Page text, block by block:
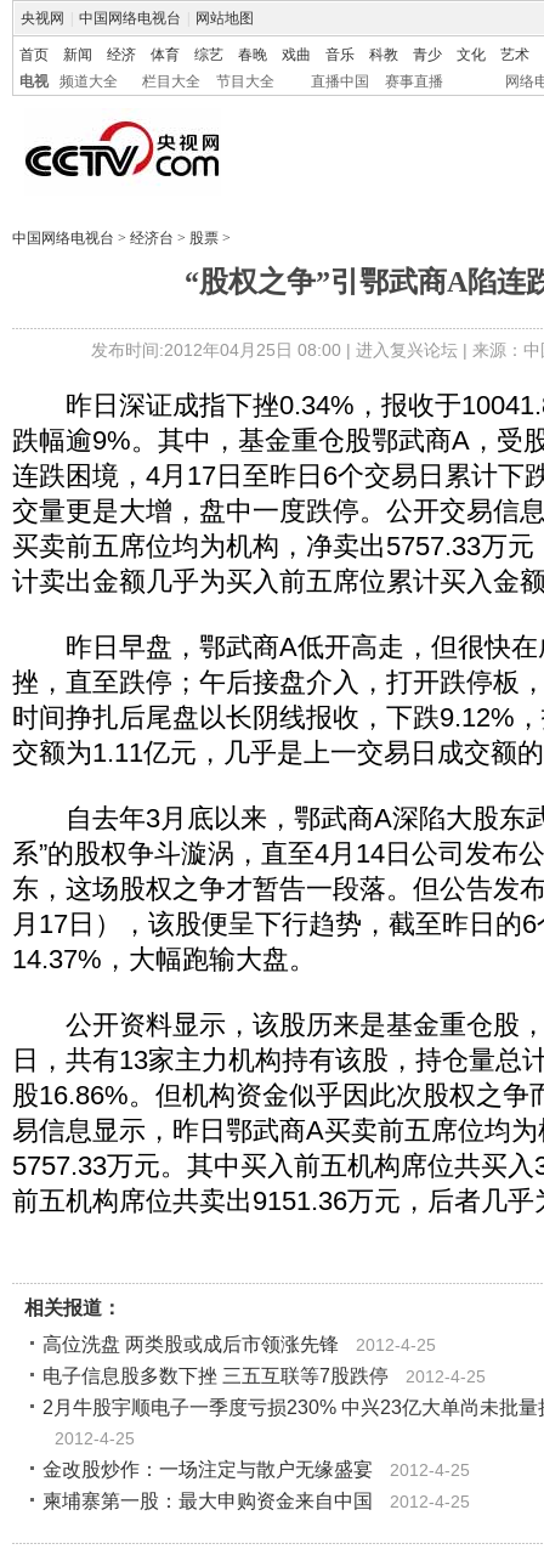
央视网 中国网络电视台 网站地图
首页 新闻 经济 体育 综艺 春晚 戏曲 音乐 科教 青少 文化
艺术
电视
频道大全 栏目大全 节目大全 直播中国 赛事直播 网络
中国网络电视台 > 经济台 > 股票 >
“股权之争”引鄂武商A陷连
发布时间:2012年04月25日 08:00 | 进入复兴论坛| 来源：
昨日深证成指下挫0.34%，报收于
跌幅逾9%。其中，基金重仓股鄂武商A，受
连跌困境，4月17日至昨日6个交易日累计下
交量更是大增，盘中一度跌停。公开交易信
买卖前五席位均为机构，净卖出5757.33万
计卖出金额几乎为买入前五席位累计买入金
昨日早盘，鄂武商A低开高走，但很快在
挫，直至跌停；午后接盘介入，打开跌停板
时间挣扎后尾盘以长阴线报收，下跌9.12%
交额为1.11亿元，几乎是上一交易日成交额
自去年3月底以来，鄂武商A深陷大股东
系”的股权争斗漩涡，直至4月14日公司发布
东，这场股权之争才暂告一段落。但公告发
月17日），该股便呈下行趋势，截至昨日的
14.37%，大幅跑输大盘。
公开资料显示，该股历来是基金重仓股，
日，共有13家主力机构持有该股，持仓量总
股16.86%。但机构资金似乎因此次股权之争
易信息显示，昨日鄂武商A买卖前五席位均
5757.33万元。其中买入前五机构席位共买
前五机构席位共卖出9151.36万元，后者几乎
相关报道：
高位洗盘 两类股或成后市领涨先锋
2012-4-25
电子信息股多数下挫 三五互联等7股跌停 2012-4-25
2月牛股宇顺电子一季度亏损230% 中兴23亿大单尚未批量
2012-4-25
金改股炒作：一场注定与散户无缘盛宴 2012-4-25
柬埔寨第一股：最大申购资金来自中国 2012-4-25